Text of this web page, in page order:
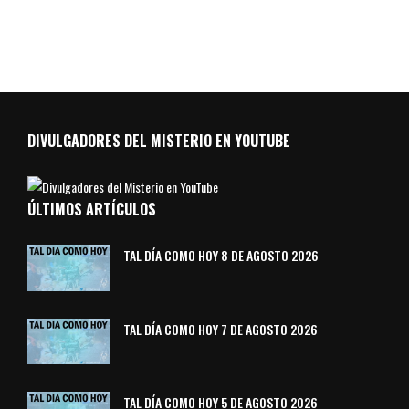
DIVULGADORES DEL MISTERIO EN YOUTUBE
ÚLTIMOS ARTÍCULOS
TAL DÍA COMO HOY 8 DE AGOSTO 2026
TAL DÍA COMO HOY 7 DE AGOSTO 2026
TAL DÍA COMO HOY 5 DE AGOSTO 2026